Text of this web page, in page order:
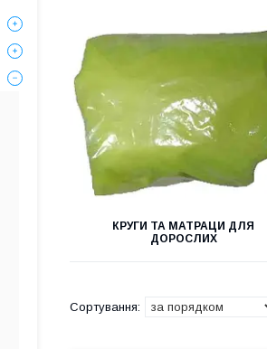
КРУГИ ТА МАТРАЦИ ДЛЯ
ДОРОСЛИХ